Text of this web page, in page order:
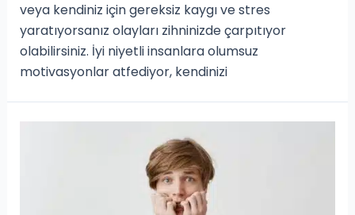
veya kendiniz için gereksiz kaygı ve stres
yaratıyorsanız olayları zihninizde çarpıtıyor
olabilirsiniz. İyi niyetli insanlara olumsuz
motivasyonlar atfediyor, kendinizi